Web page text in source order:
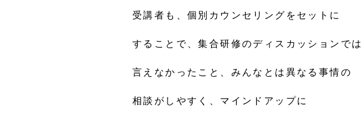
受講者も、個別カウンセリングをセットに
することで、集合研修のディスカッションでは
言えなかったこと、みんなとは異なる事情の
相談がしやすく、マインドアップに